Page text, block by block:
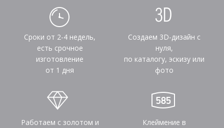
Сроки от 2-4 недель,
есть срочное
изготовление
от 1 дня
Создаем 3D-дизайн с
нуля,
по каталогу, эскизу или
фото
Работаем с золотом и
Клеймение в